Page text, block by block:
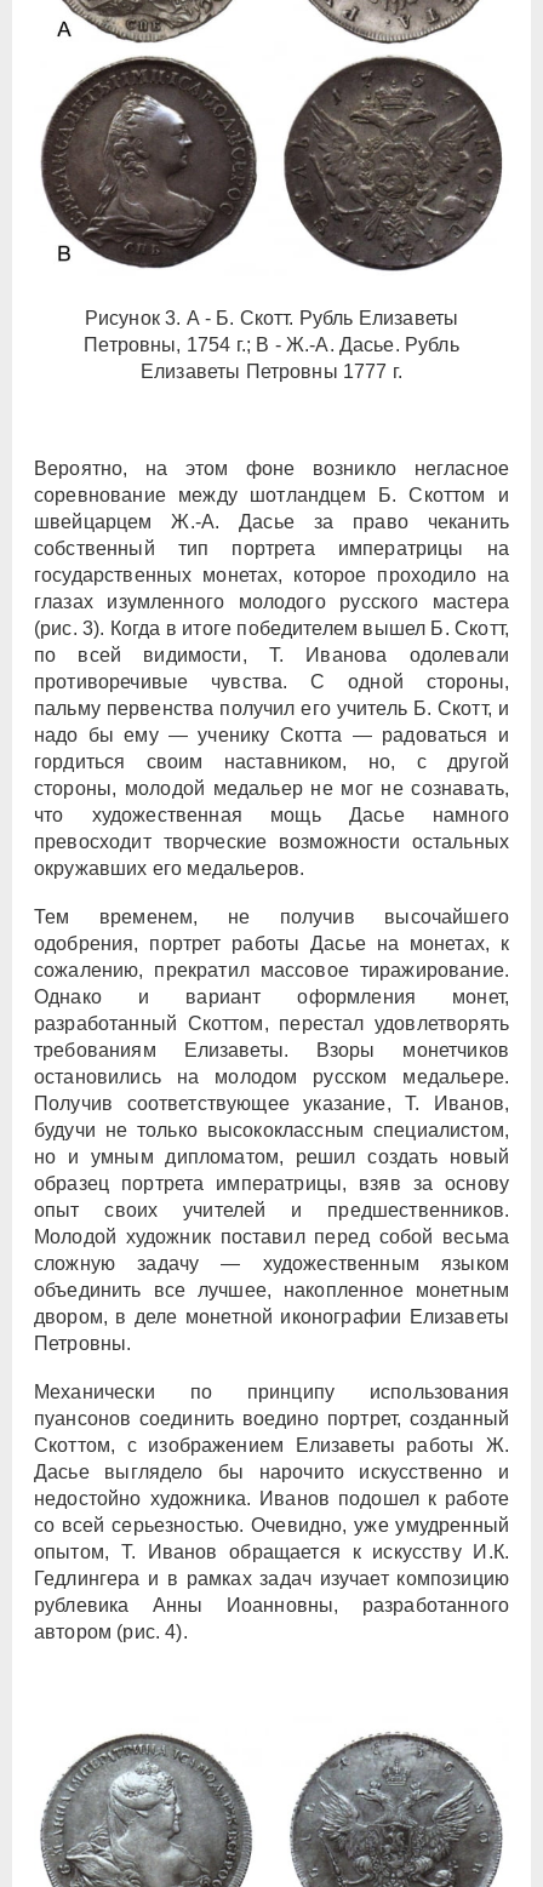
Рисунок 3. А - Б. Скотт. Рубль Елизаветы
Петровны, 1754 г.; В - Ж.-А. Дасье. Рубль
Елизаветы Петровны 1777 г.
Вероятно, на этом фоне возникло негласное
соревнование между шотландцем Б. Скоттом и
швейцарцем Ж.-А. Дасье за право чеканить
собственный тип портрета императрицы на
государственных монетах, которое проходило на
глазах изумленного молодого русского мастера
(рис. 3). Когда в итоге победителем вышел Б. Скотт,
по всей видимости, Т. Иванова одолевали
противоречивые чувства. С одной стороны,
пальму первенства получил его учитель Б. Скотт, и
надо бы ему — ученику Скотта — радоваться и
гордиться своим наставником, но, с другой
стороны, молодой медальер не мог не сознавать,
что художественная мощь Дасье намного
превосходит творческие возможности остальных
окружавших его медальеров.
Тем временем, не получив высочайшего
одобрения, портрет работы Дасье на монетах, к
сожалению, прекратил массовое тиражирование.
Однако и вариант оформления монет,
разработанный Скоттом, перестал удовлетворять
требованиям Елизаветы. Взоры монетчиков
остановились на молодом русском медальере.
Получив соответствующее указание, Т. Иванов,
будучи не только высококлассным специалистом,
но и умным дипломатом, решил создать новый
образец портрета императрицы, взяв за основу
опыт своих учителей и предшественников.
Молодой художник поставил перед собой весьма
сложную задачу — художественным языком
объединить все лучшее, накопленное монетным
двором, в деле монетной иконографии Елизаветы
Петровны.
Механически по принципу использования
пуансонов соединить воедино портрет, созданный
Скоттом, с изображением Елизаветы работы Ж.
Дасье выглядело бы нарочито искусственно и
недостойно художника. Иванов подошел к работе
со всей серьезностью. Очевидно, уже умудренный
опытом, Т. Иванов обращается к искусству И.К.
Гедлингера и в рамках задач изучает композицию
рублевика Анны Иоанновны, разработанного
автором (рис. 4).